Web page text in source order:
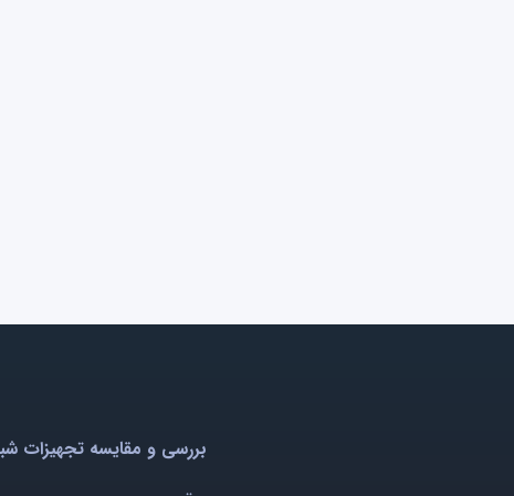
بررسی و مقایسه تجهیزات